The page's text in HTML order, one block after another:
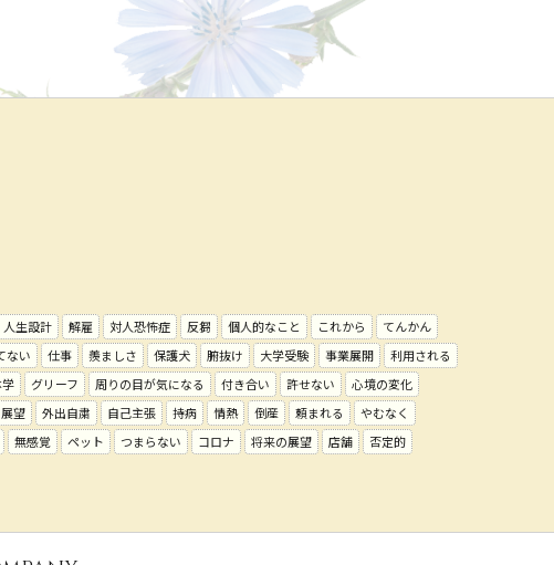
人生設計 解雇 対人恐怖症 反芻 個人的なこと これから
てんかん
ない 仕事 羨ましさ 保護犬 腑抜け 大学受験 事業展開
利用される
グリーフ 周りの目が気になる 付き合い 許せない
心境の変化
展望 外出自粛 自己主張 持病 情熱 倒産 頼まれる
やむなく
無感覚 ペット つまらない コロナ 将来の展望 店舗 否定的